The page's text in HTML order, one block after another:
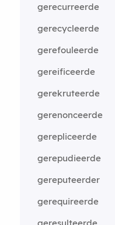
gerecurreerde
gerecycleerde
gerefouleerde
gereificeerde
gerekruteerde
gerenonceerde
gerepliceerde
gerepudieerde
gereputeerder
gerequireerde